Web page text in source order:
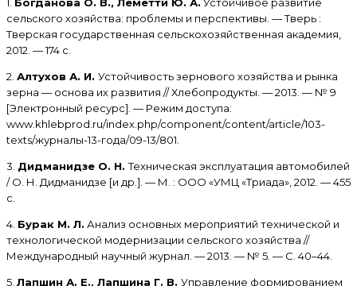
сельского хозяйства: проблемы и перспективы. — Тверь :
Тверская государственная сельскохозяйственная академия,
2012. — 174 с.
2. Алтухов А. И. Устойчивость зернового хозяйства и рынка
зерна — основа их развития // Хлебопродукты. — 2013. — № 9
[Электронный ресурс]. — Режим доступа:
www.khlebprod.ru/index.php/component/content/article/103-
texts/журналы-13-года/09-13/801.
3. Дидманидзе О. Н.Техническая эксплуатация автомобилей
/ О. Н. Дидманидзе [и др.]. — М. : ООО «УМЦ «Триада», 2012. — 455
с.
4. Бурак М. Л. Анализ основных мероприятий технической и
технологической модернизации сельского хозяйства //
Международный научный журнал. — 2013. — № 5. — С. 40–44.
5. Лапшин А. Е., Лапшина Г. В. Управление формированием